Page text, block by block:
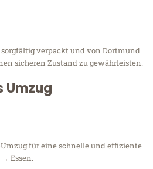
verpackt und von Dortmund
sicheren Zustand zu gewährleisten.
Umzug
für eine schnelle und effiziente
Essen.